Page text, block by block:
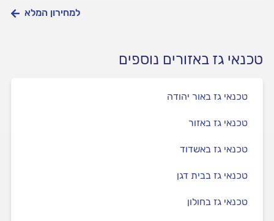
למחירון המלא
טכנאי גז באזורים נוספים
טכנאי גז באור יהודה
טכנאי גז באזור
טכנאי גז באשדוד
טכנאי גז בבית דגן
טכנאי גז בחולון